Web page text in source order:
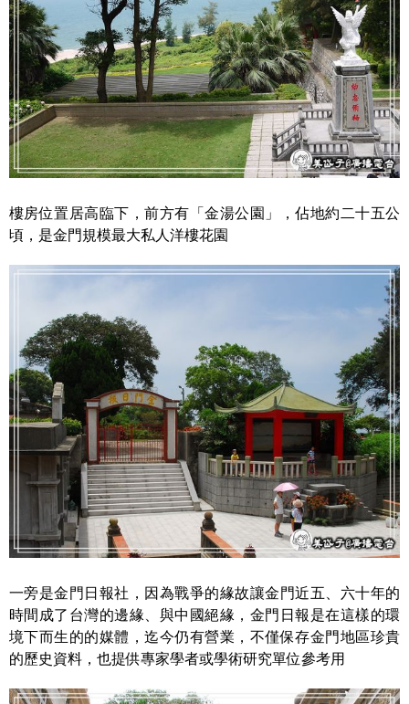
樓房位置居高臨下，前方有「金湯公園」，佔地約二十五公
頃，是金門規模最大私人洋樓花園
一旁是金門日報社，因為戰爭的緣故讓金門近五、六十年的
時間成了台灣的邊緣、與中國絕緣，金門日報是在這樣的環
境下而生的的媒體，迄今仍有營業，不僅保存金門地區珍貴
的歷史資料，也提供專家學者或學術研究單位參考用